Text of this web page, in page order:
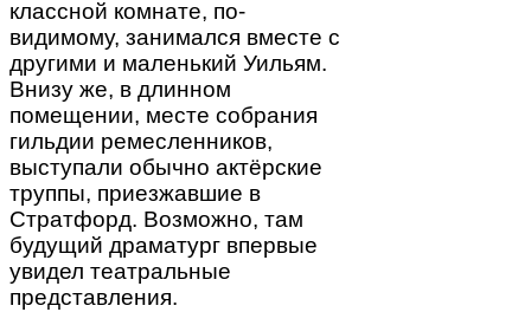
классной комнате, по-
видимому, занимался вместе с
другими и маленький Уильям.
Внизу же, в длинном
помещении, месте собрания
гильдии ремесленников,
выступали обычно актёрские
труппы, приезжавшие в
Стратфорд. Возможно, там
будущий драматург впервые
увидел театральные
представления.